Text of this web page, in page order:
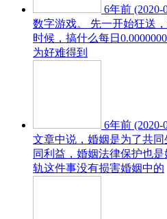
6年前 (2020-
数字游戏。 先一开始狂送
时候，搞什么每日
为好难得到
6年前 (2020-
文章中说，婚姻是为了共
同利益，婚姻法律保护也
轨这件事没有损害婚姻中的